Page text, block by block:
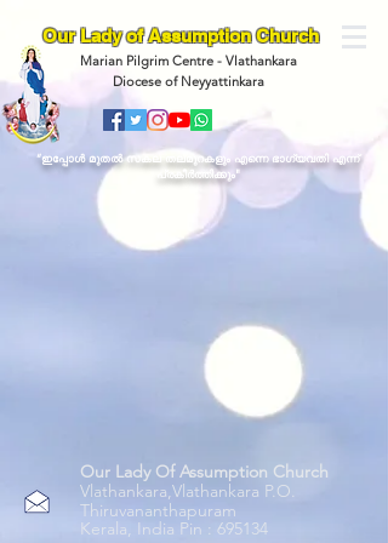
Our Lady of Assumption Church
Marian Pilgrim Centre - Vlathankara
Diocese of Neyyattinkara
“ഇപ്പോള്‍ മുതല്‍ സകല തലമുറകളും എന്നെ ഭാഗ്യവതി എന്ന്
പ്രകീര്‍ത്തിക്കും"
Our Lady Of Assumption Church
Vlathankara,Vlathankara P.O.
Thiruvananthapuram
Kerala, India Pin : 695134